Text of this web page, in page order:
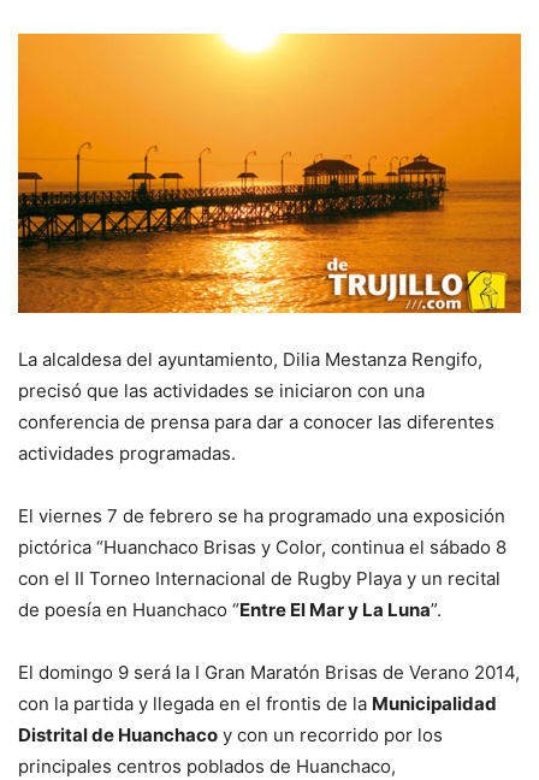
La alcaldesa del ayuntamiento, Dilia Mestanza Rengifo,
precisó que las actividades se iniciaron con una
conferencia de prensa para dar a conocer las diferentes
actividades programadas.
El viernes 7 de febrero se ha programado una exposición
pictórica “Huanchaco Brisas y Color, continua el sábado 8
con el II Torneo Internacional de Rugby Playa y un recital
de poesía en Huanchaco “Entre El Mar y La Luna”.
El domingo 9 será la I Gran Maratón Brisas de Verano 2014,
con la partida y llegada en el frontis de la Municipalidad
Distrital de Huanchaco y con un recorrido por los
principales centros poblados de Huanchaco,